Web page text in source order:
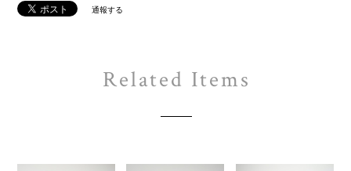
通報する
Related Items